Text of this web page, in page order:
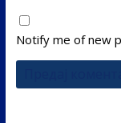
Notify me of new